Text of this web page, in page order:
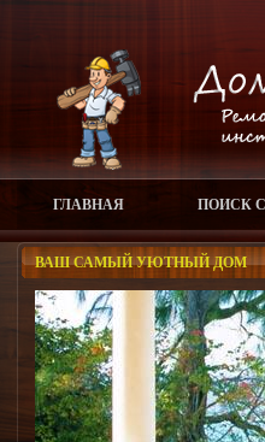
ГЛАВНАЯ ПОИСК
ВАШ САМЫЙ УЮТНЫЙ ДОМ